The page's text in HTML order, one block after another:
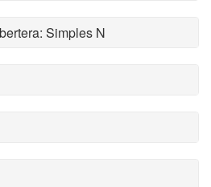
Simples N